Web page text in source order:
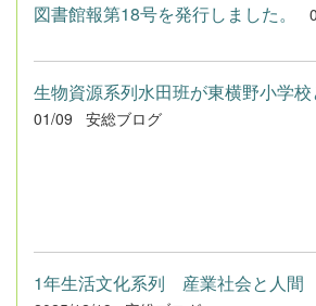
図書館報第18号を発行しました。
01/09 安総ブログ
1年生活文化系列 産業社会と人間